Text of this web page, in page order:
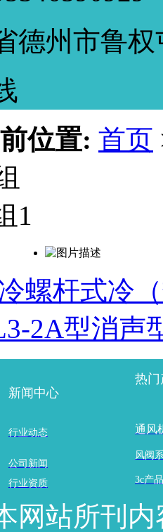
德州市鲁
位置: 首页
1
螺杆式冷
2A型消声
新闻中心
行业动态
公司新闻
行业资质
热门
通风
风阀
3c产
网站所刊